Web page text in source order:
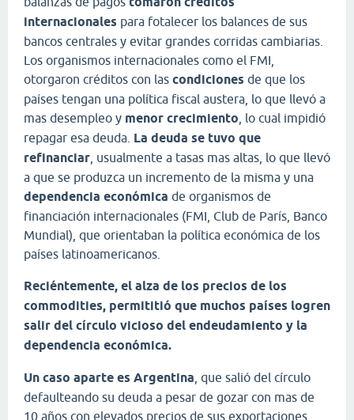
internacionales para fotalecer los balances de sus
bancos centrales y evitar grandes corridas cambiarias.
Los organismos internacionales como el FMI,
otorgaron créditos con las condiciones de que los
países tengan una política fiscal austera, lo que llevó a
mas desempleo y menor crecimiento , lo cual impidió
repagar esa deuda. La deuda se tuvo que
refinanciar , usualmente a tasas mas altas, lo que llevó
a que se produzca un incremento de la misma y una
dependencia económica de organismos de
financiación internacionales (FMI, Club de París, Banco
Mundial), que orientaban la política económica de los
países latinoamericanos.
Reciéntemente, el alza de los precios de los
commodities, permititió que muchos países logren
salir del círculo vicioso del endeudamiento y la
dependencia económica.
Un caso aparte es Argentina , que salió del círculo
defaulteando su deuda a pesar de gozar con mas de
10 años con elevados precios de sus exportaciones